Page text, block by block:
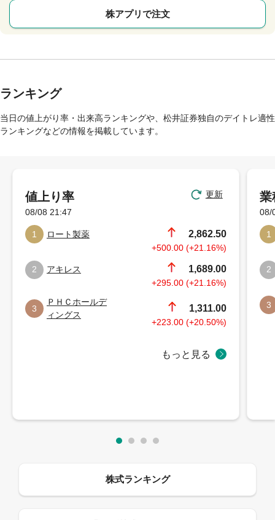
株アプリで注文
ランキング
当日の値上がり率・出来高ランキングや、松井証券独自のデイトレ適性
ランキングなどの情報を掲載しています。